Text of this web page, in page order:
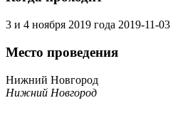
3 и 4 ноября 2019 года 2019-11-03
Место проведения
Нижний Новгород
Нижний Новгород